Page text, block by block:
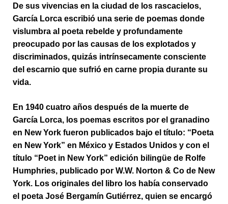
De sus vivencias en la ciudad de los rascacielos,
García Lorca escribió una serie de poemas donde
vislumbra al poeta rebelde y profundamente
preocupado por las causas de los explotados y
discriminados, quizás intrínsecamente consciente
del escarnio que sufrió en carne propia durante su
vida.
En 1940 cuatro años después de la muerte de
García Lorca, los poemas escritos por el granadino
en New York fueron publicados bajo el título: “Poeta
en New York” en México y Estados Unidos y con el
título “Poet in New York” edición bilingüe de Rolfe
Humphries, publicado por W.W. Norton & Co de New
York. Los originales del libro los había conservado
el poeta José Bergamín Gutiérrez, quien se encargó